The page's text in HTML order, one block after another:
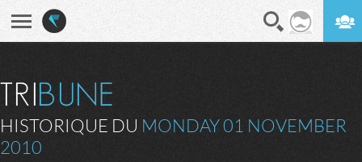
HISTORIQUE DU MONDAY 01 NOVEMBER
2010